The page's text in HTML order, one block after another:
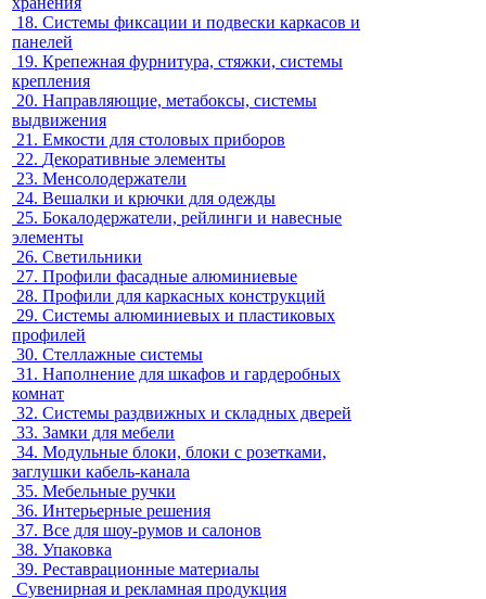
18. Системы фиксации и подвески каркасов и
панелей
19. Крепежная фурнитура, стяжки, системы
крепления
20. Направляющие, метабоксы, системы
выдвижения
21. Емкости для столовых приборов
22. Декоративные элементы
23. Менсолодержатели
24. Вешалки и крючки для одежды
25. Бокалодержатели, рейлинги и навесные
элементы
26. Светильники
27. Профили фасадные алюминиевые
28. Профили для каркасных конструкций
29. Системы алюминиевых и пластиковых
профилей
30. Стеллажные системы
31. Наполнение для шкафов и гардеробных
комнат
32. Системы раздвижных и складных дверей
33. Замки для мебели
34. Модульные блоки, блоки с розетками,
заглушки кабель-канала
35. Мебельные ручки
36. Интерьерные решения
37. Все для шоу-румов и салонов
38. Упаковка
39. Реставрационные материалы
Сувенирная и рекламная продукция